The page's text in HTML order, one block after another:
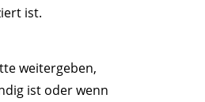
ist.
weitergeben,
ist oder wenn